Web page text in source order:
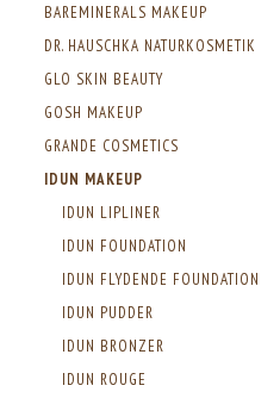
BAREMINERALS MAKEUP
DR. HAUSCHKA NATURKOSMETIK
GLO SKIN BEAUTY
GOSH MAKEUP
GRANDE COSMETICS
IDUN MAKEUP
IDUN LIPLINER
IDUN FOUNDATION
IDUN FLYDENDE FOUNDATION
IDUN PUDDER
IDUN BRONZER
IDUN ROUGE